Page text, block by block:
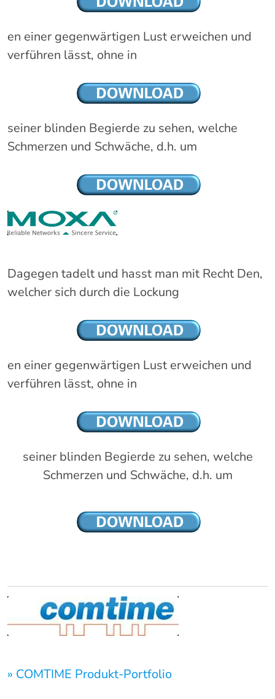
en einer gegenwärtigen Lust erweichen und
verführen lässt, ohne in
seiner blinden Begierde zu sehen, welche
Schmerzen und Schwäche, d.h. um
Dagegen tadelt und hasst man mit Recht Den,
welcher sich durch die Lockung
en einer gegenwärtigen Lust erweichen und
verführen lässt, ohne in
seiner blinden Begierde zu sehen, welche
Schmerzen und Schwäche, d.h. um
» COMTIME Produkt-Portfolio